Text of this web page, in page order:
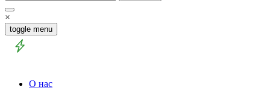
×
toggle menu
О нас